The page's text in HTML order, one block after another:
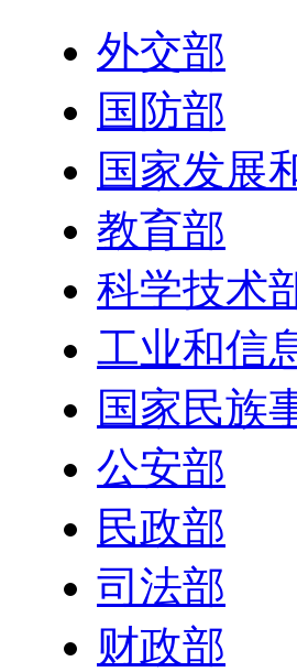
外交部
国防部
国家发展
教育部
科学技术
工业和信
国家民族
公安部
民政部
司法部
财政部